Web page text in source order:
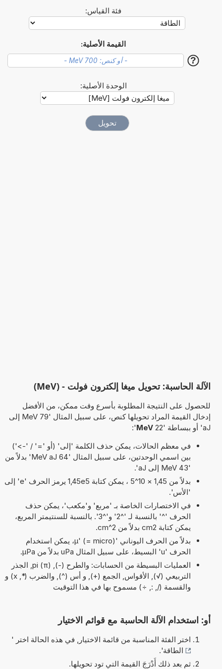
فئة القياس:
القيمة الأصلية:
?
الوحدة الأصلية:
الآلة الحاسبة: تحويل ميغا إلكترون فولت - (MeV)
للحصول على النتيجة المطلوبة بأسرع وقت ممكن، من الأفضل
إدخال القيمة المراد تحويلها كنص، على سبيل المثال '79 MeV إلى
aJ' أو ببساطة '22
MeV
':
في معظم الحالات، يمكن حذف الكلمة 'إلى' (أو '=' / '->')
بين اسمي الوحدتين، على سبيل المثال '64 MeV aJ' بدلاً من
'43 MeV إلى aJ'.
بدلاً من 1,45 × 10^5 ، يمكن كتابة 1,45e5 يرمز الحرف 'e' إلى
'الأس'.
في الاختصارات الخاصة بـ 'مربع' و'مكعب'، يمكن حذف
الحرف '^' بالنسبة لـ '^2' و'^3'. بالنسبة للسنتيمتر المربع،
يمكن كتابة cm2 بدلاً من cm^2.
بدلاً من الحرف اليوناني 'µ' (= micro)، يمكن استخدام
الحرف 'u' البسيط، على سبيل المثال uPa بدلاً من µPa.
العمليات البسيطة من الحسابات: والطرح (-), pi (π), الجذر
التربيعي (√), الأقواس, الجمع (+), و أس (^), والضرب (*, x) و
والقسمة (/, :, ÷) مسموح بها في هذا التوقيت
أو: استخدام الآلة الحاسبة مع قوائم الاختيار
اختر الفئة المناسبة من قائمة الاختيار, في هذه الحالة اختر '
الطاقة'.
ثم بعد ذلك أَدْرَجَ القيمة التي تود تحويلها.